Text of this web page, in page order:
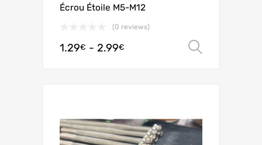
Écrou Étoile M5-M12
(0 reviews)
1.29€ - 2.99€